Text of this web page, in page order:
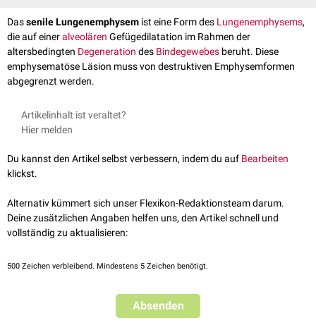
Dassenile Lungenemphysem ist eine Form des Lungenemphysems,
die auf eineralveolären Gefügedilatation im Rahmen der
altersbedingten Degeneration des Bindegewebes beruht. Diese
emphysematöse Läsion muss von destruktiven Emphysemformen
abgegrenzt werden.
Artikelinhalt ist veraltet?
Hier melden
Du kannst den Artikel selbst verbessern, indem du auf Bearbeiten
klickst.
Alternativ kümmert sich unser Flexikon-Redaktionsteam darum.
Deine zusätzlichen Angaben helfen uns, den Artikel schnell und
vollständig zu aktualisieren:
500 Zeichen verbleibend. Mindestens 5 Zeichen benötigt.
Absenden